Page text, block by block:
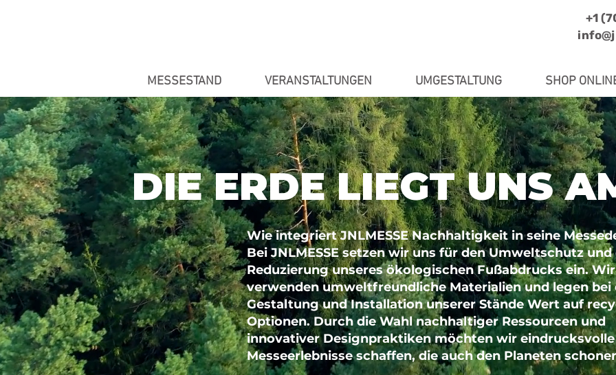
+1
MESSESTAND VERANSTALTUNGEN UMGESTALTUNG SHOP
DIE ERDE LIEGT UNS
Wie integriert JNLMESSE Nachhaltigkeit in seine
Bei JNLMESSE setzen wir uns für den Umweltschutz und
Reduzierung unseres ökologischen Fußabdrucks ein. Wir
verwenden umweltfreundliche Materialien und legen bei
Gestaltung und Installation unserer Stände Wert auf
Optionen. Durch die Wahl nachhaltiger Ressourcen und
innovativer Designpraktiken möchten wir eindrucksvolle
Messeerlebnisse schaffen, die auch den Planeten